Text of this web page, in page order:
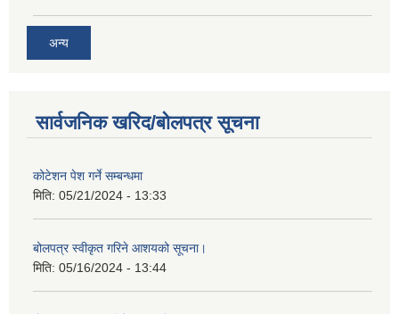
अन्य
सार्वजनिक खरिद/बोलपत्र सूचना
कोटेशन पेश गर्ने सम्बन्धमा
मिति: 05/21/2024 - 13:33
बोलपत्र स्वीकृत गरिने आशयको सूचना।
मिति: 05/16/2024 - 13:44